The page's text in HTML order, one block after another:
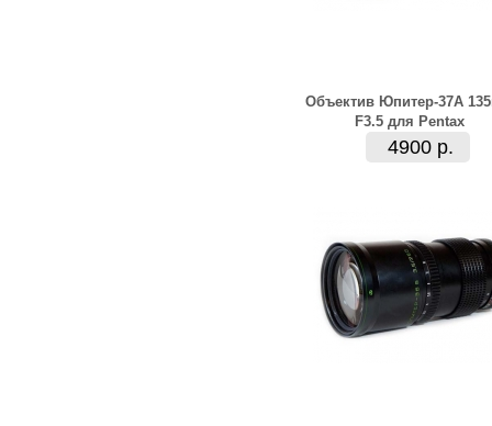
Объектив Юпитер-37А
F3.5 для Pentax
4900 р.